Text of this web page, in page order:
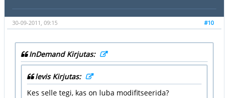
#10
30-09-2011, 09:15
InDemand Kirjutas:
levis Kirjutas:
Kes selle tegi, kas on luba modifitseerida?